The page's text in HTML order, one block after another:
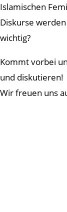
Islamischen
Diskurse
wichtig?
Kommt vorbei
und diskutieren!
Wir freuen uns